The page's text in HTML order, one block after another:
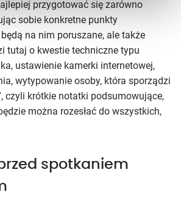
przygotować się zarówno
sobie konkretne punkty
na nim poruszane, ale także
tutaj o kwestie techniczne typu
ustawienie kamerki internetowej,
wytypowanie osoby, która sporządzi
czyli krótkie notatki podsumowujące,
można rozesłać do wszystkich,
spotkaniem